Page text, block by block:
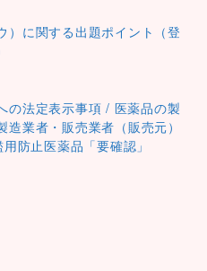
）に関する出題ポイント（登
の法定表示事項 / 医薬品の製
造業者・販売業者（販売元）
防止医薬品「要確認」